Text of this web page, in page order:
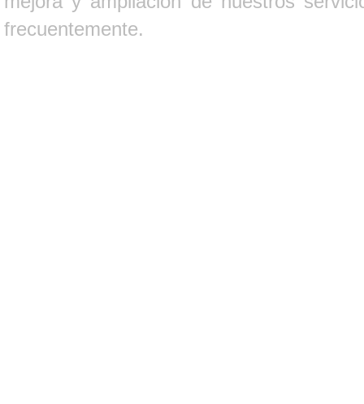
frecuentemente.